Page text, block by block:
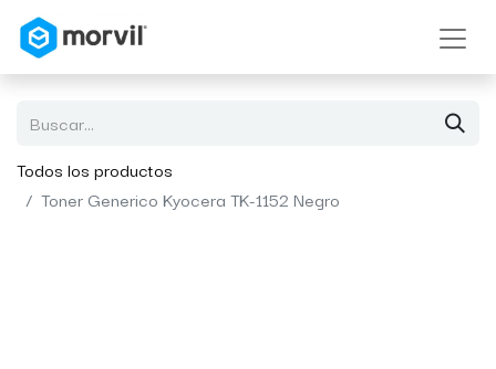
Todos los productos
Toner Generico Kyocera TK-1152 Negro